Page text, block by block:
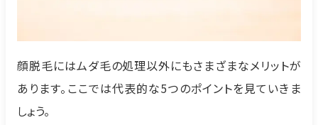
顔脱毛にはムダ毛の処理以外にもさまざまなメリットが
あります。ここでは代表的な5つのポイントを見ていきま
しょう。